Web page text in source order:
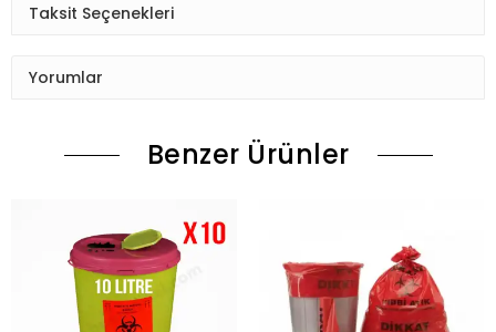
Taksit Seçenekleri
Yorumlar
Benzer Ürünler